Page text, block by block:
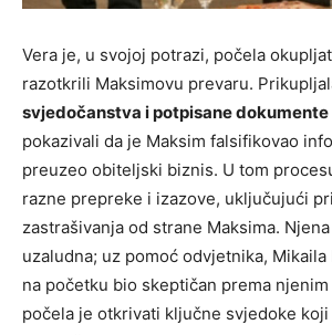
Vera je, u svojoj potrazi, počela
razotkrili Maksimovu prevaru.
svjedočanstva i potpisane dokumente
pokazivali da je Maksim falsifikovao
preuzeo obiteljski biznis. U tom
razne prepreke i izazove, uključujući
zastrašivanja od strane Maksima.
uzaludna; uz pomoć odvjetnika,
na početku bio skeptičan prema njenim
počela je otkrivati ključne svjedoke